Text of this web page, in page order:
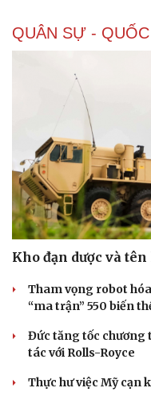
QUÂN SỰ -
Kho đạn dược và
Tham vọng robot
“ma trận” 550 biến
Đức tăng tốc chương
tác với Rolls-Royce
Thực hư việc Mỹ cạn